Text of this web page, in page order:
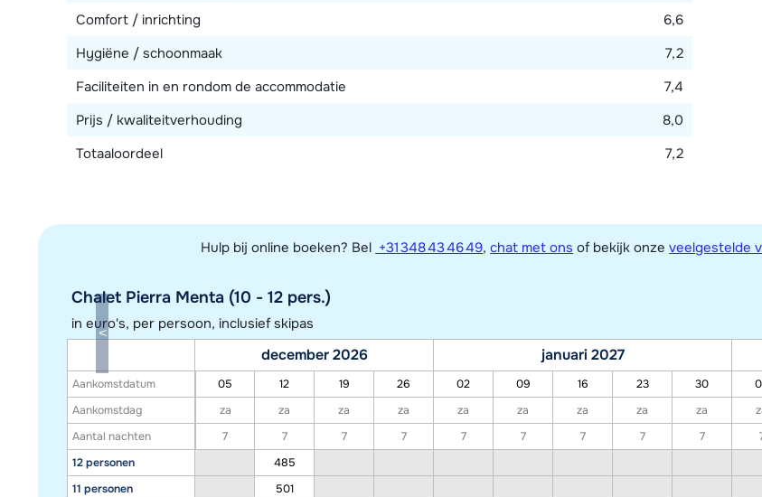
Comfort / inrichting
6,6
Hygiëne / schoonmaak
7,2
Faciliteiten in en rondom de accommodatie
7,4
Prijs / kwaliteitverhouding
8,0
Totaaloordeel
7,2
Hulp bij online boeken? Bel +31 348 43 46 49,chat met ons of bekijk onzeveelgestelde
Chalet Pierra Menta (10 - 12 pers.)
in euro's, per persoon, inclusief skipas
Aankomstdatum
Aankomstdag
Aantal nachten
12 personen
11 personen
december 2026 januari 2027
05 12 19 26 02 09 16 23 30
za
za za za za za za za za
7
7 7 7 7 7 7 7 7
485
501